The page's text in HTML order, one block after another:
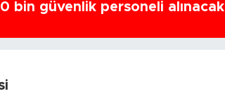
bin güvenlik personeli alınacak